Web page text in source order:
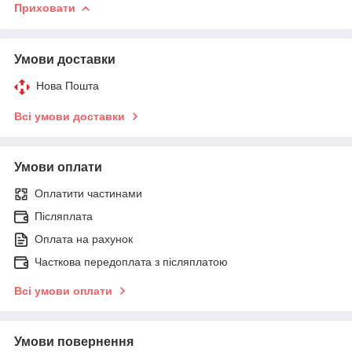
Приховати
Умови доставки
Нова Пошта
Всі умови доставки
Умови оплати
Оплатити частинами
Післяплата
Оплата на рахунок
Часткова передоплата з післяплатою
Всі умови оплати
Умови повернення